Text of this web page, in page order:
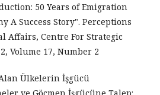
50 Years of Emigration
A Success Story". Perceptions
Affairs, Centre For Strategic
Volume 17, Number 2
Alan Ülkelerin İşgücü